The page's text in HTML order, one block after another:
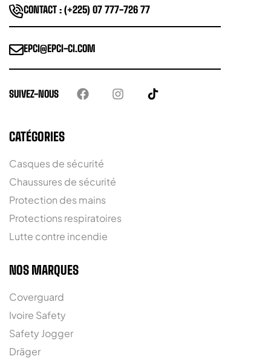
CONTACT : (+225) 07 777-726 77
EPCI@EPCI-CI.COM
SUIVEZ-NOUS
CATÉGORIES
Casques de sécurité
Chaussures de sécurité
Protection des mains
Protections respiratoires
Lutte contre incendie
NOS MARQUES
Coverguard
Ivoire Safety
Safety Jogger
Dräger